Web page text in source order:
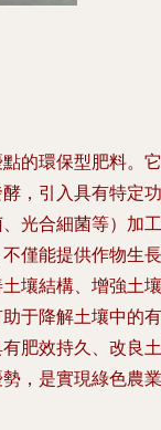
的環保型肥料。它
，引入具有特定功
光合細菌等）加工
僅能提供作物生長
壤結構、增強土壤
于降解土壤中的有
肥效持久、改良土
，是實現綠色農業